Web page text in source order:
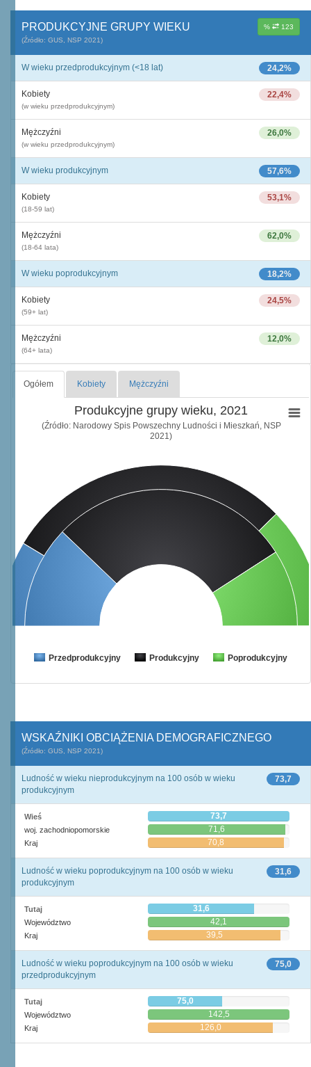
% 123
PRODUKCYJNE GRUPY WIEKU
(Źródło: GUS, NSP 2021)
24,2%
W wieku przedprodukcyjnym (<18 lat)
22,4%
Kobiety
(w wieku przedprodukcyjnym)
26,0%
Mężczyźni
(w wieku przedprodukcyjnym)
57,6%
W wieku produkcyjnym
53,1%
Kobiety
(18-59 lat)
62,0%
Mężczyźni
(18-64 lata)
18,2%
W wieku poprodukcyjnym
24,5%
Kobiety
(59+ lat)
12,0%
Mężczyźni
(64+ lata)
Ogółem Kobiety Mężczyźni
Produkcyjne grupy wieku, 2021
(Źródło: Narodowy Spis Powszechny Ludności i Mieszkań, NSP
2021)
Przedprodukcyjny Produkcyjny Poprodukcyjny
WSKAŹNIKI OBCIĄŻENIA DEMOGRAFICZNEGO
(Źródło: GUS, NSP 2021)
73,7
Ludność w wieku nieprodukcyjnym na 100 osób w wieku
produkcyjnym
Wieś 73,7
woj. zachodniopomorskie 71,6
Kraj 70,8
31,6
Ludność w wieku poprodukcyjnym na 100 osób w wieku
produkcyjnym
Tutaj 31,6
Województwo 42,1
Kraj 39,5
75,0
Ludność w wieku poprodukcyjnym na 100 osób w wieku
przedprodukcyjnym
Tutaj 75,0
Województwo 142,5
Kraj 126,0